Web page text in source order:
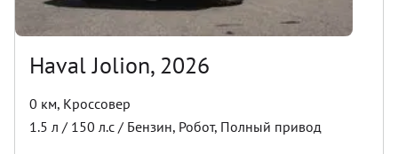
Haval Jolion, 2026
0 км, Кроссовер
1.5 л / 150 л.с / Бензин, Робот, Полный привод